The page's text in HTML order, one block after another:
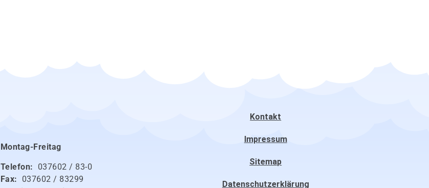
Montag-Freitag
Telefon: 037602 / 83-0
Fax: 037602 / 83299
Kontakt
Impressum
Sitemap
Datenschutzerklärung